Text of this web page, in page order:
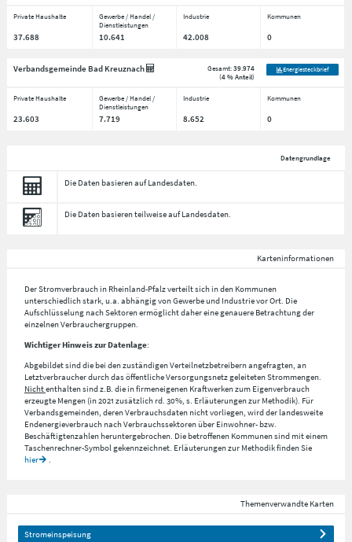
Private Haushalte
Gewerbe / Handel /
Dienstleistungen
Industrie Kommunen
37.688 10.641 42.008 0
Verbandsgemeinde Bad Kreuznach Gesamt:39.974
(4 % Anteil)
Energiesteckbrief
Private Haushalte
Gewerbe / Handel /
Dienstleistungen
Industrie Kommunen
23.603 7.719 8.652 0
Datengrundlage
Die Daten basieren auf Landesdaten.
Die Daten basieren teilweise auf Landesdaten.
Karteninformationen
Der Stromverbrauch in Rheinland-Pfalz verteilt sich in den Kommunen
unterschiedlich stark, u.a. abhängig von Gewerbe und Industrie vor Ort. Die
Aufschlüsselung nachSektorenermöglicht daher eine genauere Betrachtung der
einzelnen Verbrauchergruppen.
Wichtiger Hinweis zur Datenlage:
Abgebildet sind die bei den zuständigen Verteilnetzbetreibern angefragten, an
Letztverbraucher durch das öffentliche Versorgungsnetz geleiteten Strommengen.
Nichtenthalten sind z.B. die in firmeneigenen Kraftwerken zum Eigenverbrauch
erzeugte Mengen (in 2021 zusätzlich rd. 30%, s. Erläuterungen zur Methodik). Für
Verbandsgemeinden, deren Verbrauchsdaten nicht vorliegen, wird der landesweite
Endenergieverbrauch nach Verbrauchssektoren über Einwohner- bzw.
Beschäftigtenzahlen heruntergebrochen. Die betroffenen Kommunen sind mit einem
Taschenrechner-Symbol gekennzeichnet. Erläuterungen zur Methodik finden Sie
hier
.
Themenverwandte Karten
Stromeinspeisung